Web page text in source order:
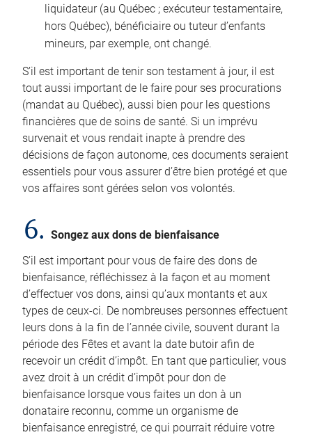
liquidateur (au Québec ; exécuteur testamentaire,
hors Québec), bénéficiaire ou tuteur d’enfants
mineurs, par exemple, ont changé.
S’il est important de tenir son testament à jour, il est
tout aussi important de le faire pour ses procurations
(mandat au Québec), aussi bien pour les questions
financières que de soins de santé. Si un imprévu
survenait et vous rendait inapte à prendre des
décisions de façon autonome, ces documents seraient
essentiels pour vous assurer d’être bien protégé et que
vos affaires sont gérées selon vos volontés.
6. Songez aux dons de bienfaisance
S’il est important pour vous de faire des dons de
bienfaisance, réfléchissez à la façon et au moment
d’effectuer vos dons, ainsi qu’aux montants et aux
types de ceux-ci. De nombreuses personnes effectuent
leurs dons à la fin de l’année civile, souvent durant la
période des Fêtes et avant la date butoir afin de
recevoir un crédit d’impôt. En tant que particulier, vous
avez droit à un crédit d’impôt pour don de
bienfaisance lorsque vous faites un don à un
donataire reconnu, comme un organisme de
bienfaisance enregistré, ce qui pourrait réduire votre